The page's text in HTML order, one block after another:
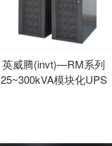
英威腾(invt)—RM系列
25~300kVA模块化UPS